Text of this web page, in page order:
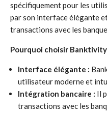
spécifiquement pour les
par son interface élégante
transactions avec les
Pourquoi choisir Banktivity
Interface élégante :
utilisateur moderne et
Intégration bancaire : Il
transactions avec les